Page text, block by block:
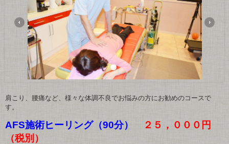
肩こり、腰痛など、様々な体調不良でお悩みの方にお勧めのコースで
す。
AFS施術ヒーリング（90分）
２５，０００円
（税別）